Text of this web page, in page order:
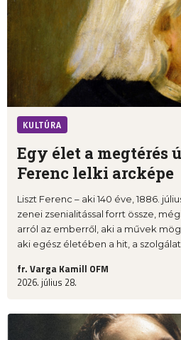
KULTÚRA
Egy élet a megtérés
Ferenc lelki arcképe
Liszt Ferenc – aki 140 éve, 1886.
zenei zsenialitással forrt össze,
arról az emberről, aki a művek
aki egész életében a hit, a szolgálat
fr. Varga Kamill OFM
2026. július 28.